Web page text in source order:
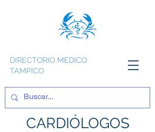
DIRECTORIO MEDICO
TAMPICO
CARDIÓLOGOS